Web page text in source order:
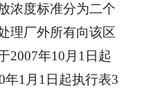
浓度标准分为二个
理厂外所有向该区
2007年10月1日起
年1月1日起执行表3